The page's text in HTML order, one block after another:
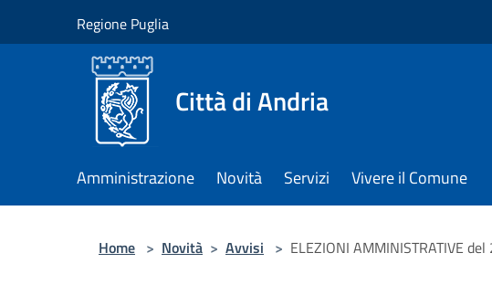
Regione Puglia
Città di Andria
Amministrazione Novità Servizi Vivere il Comune
Home > Novità > Avvisi > ELEZIONI AMMINISTRATIVE